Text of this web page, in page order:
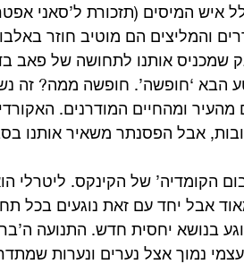
איש המיסים (תזכורת ל’סאני
והמליצים הם מוטיב חוזר
שמכניס אותנו לתחושה של פאב
הבא ‘חופשה’. חופשה ממה? זה
ומהחיים המודרנים.
אבל הפסנתר משאיר אותנו
הקומדיה’ של הקינקס. ליטרלי
אבל יחד עם זאת נוגעים בכל
בנושא יחסית חדש. התנועה
נמוך אצל נערים ונערות